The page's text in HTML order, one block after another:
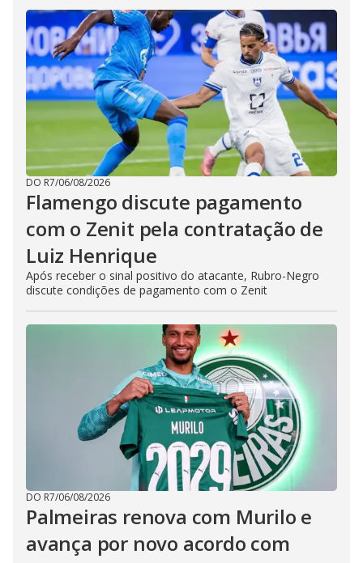
DO R7/06/08/2026
Flamengo discute pagamento
com o Zenit pela contratação de
Luiz Henrique
Após receber o sinal positivo do atacante, Rubro-Negro
discute condições de pagamento com o Zenit
DO R7/06/08/2026
Palmeiras renova com Murilo e
avança por novo acordo com